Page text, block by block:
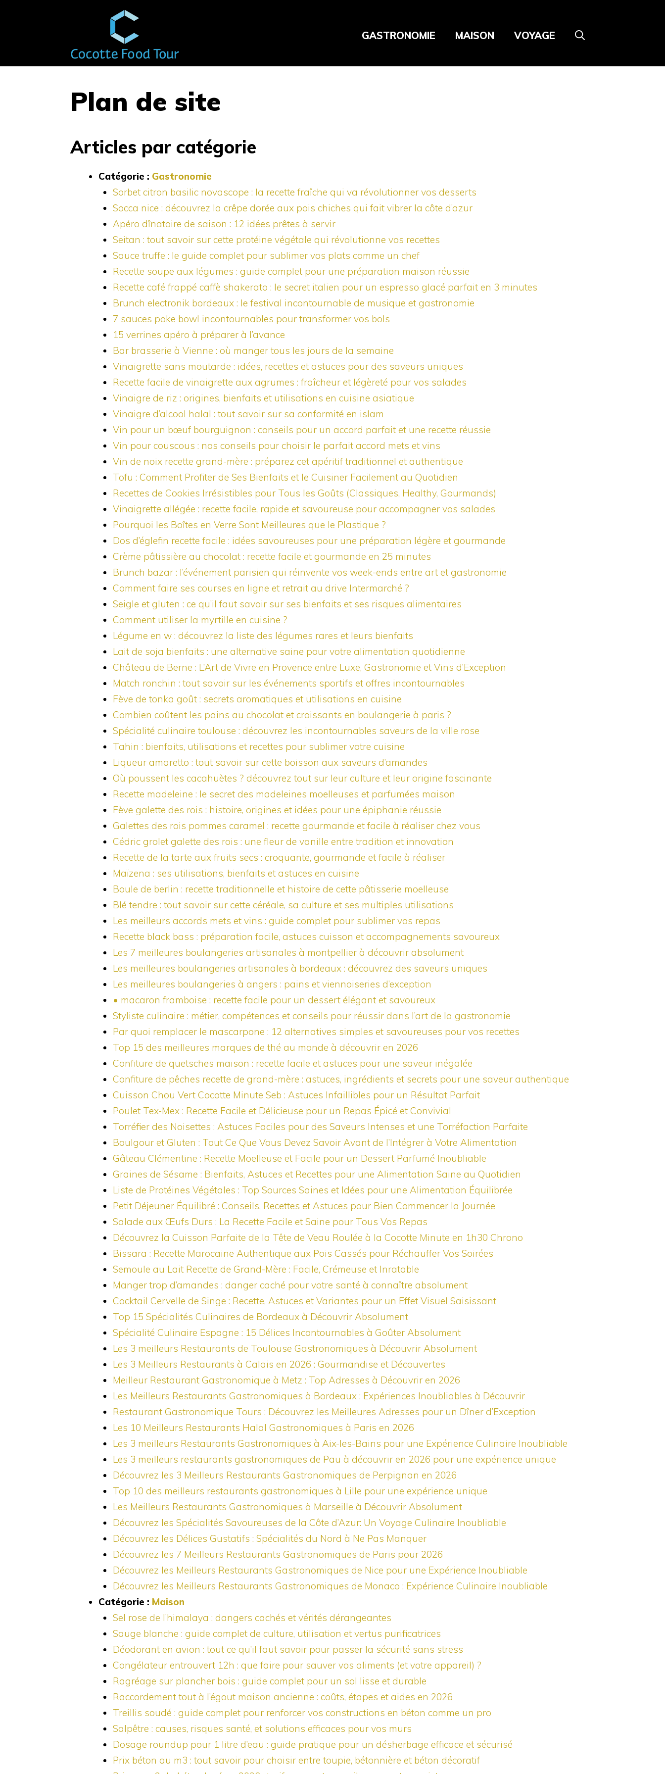
GASTRONOMIE MAISON VOYAGE
Plan de site
Articles par catégorie
Catégorie : Gastronomie
Sorbet citron basilic novascope : la recette fraîche qui va révolutionner vos desserts
Socca nice : découvrez la crêpe dorée aux pois chiches qui fait vibrer la côte d’azur
Apéro dînatoire de saison : 12 idées prêtes à servir
Seitan : tout savoir sur cette protéine végétale qui révolutionne vos recettes
Sauce truffe : le guide complet pour sublimer vos plats comme un chef
Recette soupe aux légumes : guide complet pour une préparation maison réussie
Recette café frappé caffè shakerato : le secret italien pour un espresso glacé parfait en 3 minutes
Brunch electronik bordeaux : le festival incontournable de musique et gastronomie
7 sauces poke bowl incontournables pour transformer vos bols
15 verrines apéro à préparer à l’avance
Bar brasserie à Vienne : où manger tous les jours de la semaine
Vinaigrette sans moutarde : idées, recettes et astuces pour des saveurs uniques
Recette facile de vinaigrette aux agrumes : fraîcheur et légèreté pour vos salades
Vinaigre de riz : origines, bienfaits et utilisations en cuisine asiatique
Vinaigre d’alcool halal : tout savoir sur sa conformité en islam
Vin pour un bœuf bourguignon : conseils pour un accord parfait et une recette réussie
Vin pour couscous : nos conseils pour choisir le parfait accord mets et vins
Vin de noix recette grand-mère : préparez cet apéritif traditionnel et authentique
Tofu : Comment Profiter de Ses Bienfaits et le Cuisiner Facilement au Quotidien
Recettes de Cookies Irrésistibles pour Tous les Goûts (Classiques, Healthy, Gourmands)
Vinaigrette allégée : recette facile, rapide et savoureuse pour accompagner vos salades
Pourquoi les Boîtes en Verre Sont Meilleures que le Plastique ?
Dos d’églefin recette facile : idées savoureuses pour une préparation légère et gourmande
Crème pâtissière au chocolat : recette facile et gourmande en 25 minutes
Brunch bazar : l’événement parisien qui réinvente vos week-ends entre art et gastronomie
Comment faire ses courses en ligne et retrait au drive Intermarché ?
Seigle et gluten : ce qu’il faut savoir sur ses bienfaits et ses risques alimentaires
Comment utiliser la myrtille en cuisine ?
Légume en w : découvrez la liste des légumes rares et leurs bienfaits
Lait de soja bienfaits : une alternative saine pour votre alimentation quotidienne
Château de Berne : L’Art de Vivre en Provence entre Luxe, Gastronomie et Vins d’Exception
Match ronchin : tout savoir sur les événements sportifs et offres incontournables
Fève de tonka goût : secrets aromatiques et utilisations en cuisine
Combien coûtent les pains au chocolat et croissants en boulangerie à paris ?
Spécialité culinaire toulouse : découvrez les incontournables saveurs de la ville rose
Tahin : bienfaits, utilisations et recettes pour sublimer votre cuisine
Liqueur amaretto : tout savoir sur cette boisson aux saveurs d’amandes
Où poussent les cacahuètes ? découvrez tout sur leur culture et leur origine fascinante
Recette madeleine : le secret des madeleines moelleuses et parfumées maison
Fève galette des rois : histoire, origines et idées pour une épiphanie réussie
Galettes des rois pommes caramel : recette gourmande et facile à réaliser chez vous
Cédric grolet galette des rois : une fleur de vanille entre tradition et innovation
Recette de la tarte aux fruits secs : croquante, gourmande et facile à réaliser
Maïzena : ses utilisations, bienfaits et astuces en cuisine
Boule de berlin : recette traditionnelle et histoire de cette pâtisserie moelleuse
Blé tendre : tout savoir sur cette céréale, sa culture et ses multiples utilisations
Les meilleurs accords mets et vins : guide complet pour sublimer vos repas
Recette black bass : préparation facile, astuces cuisson et accompagnements savoureux
Les 7 meilleures boulangeries artisanales à montpellier à découvrir absolument
Les meilleures boulangeries artisanales à bordeaux : découvrez des saveurs uniques
Les meilleures boulangeries à angers : pains et viennoiseries d’exception
• macaron framboise : recette facile pour un dessert élégant et savoureux
Styliste culinaire : métier, compétences et conseils pour réussir dans l’art de la gastronomie
Par quoi remplacer le mascarpone : 12 alternatives simples et savoureuses pour vos recettes
Top 15 des meilleures marques de thé au monde à découvrir en 2026
Confiture de quetsches maison : recette facile et astuces pour une saveur inégalée
Confiture de pêches recette de grand-mère : astuces, ingrédients et secrets pour une saveur authentique
Cuisson Chou Vert Cocotte Minute Seb : Astuces Infaillibles pour un Résultat Parfait
Poulet Tex-Mex : Recette Facile et Délicieuse pour un Repas Épicé et Convivial
Torréfier des Noisettes : Astuces Faciles pour des Saveurs Intenses et une Torréfaction Parfaite
Boulgour et Gluten : Tout Ce Que Vous Devez Savoir Avant de l’Intégrer à Votre Alimentation
Gâteau Clémentine : Recette Moelleuse et Facile pour un Dessert Parfumé Inoubliable
Graines de Sésame : Bienfaits, Astuces et Recettes pour une Alimentation Saine au Quotidien
Liste de Protéines Végétales : Top Sources Saines et Idées pour une Alimentation Équilibrée
Petit Déjeuner Équilibré : Conseils, Recettes et Astuces pour Bien Commencer la Journée
Salade aux Œufs Durs : La Recette Facile et Saine pour Tous Vos Repas
Découvrez la Cuisson Parfaite de la Tête de Veau Roulée à la Cocotte Minute en 1h30 Chrono
Bissara : Recette Marocaine Authentique aux Pois Cassés pour Réchauffer Vos Soirées
Semoule au Lait Recette de Grand-Mère : Facile, Crémeuse et Inratable
Manger trop d’amandes : danger caché pour votre santé à connaître absolument
Cocktail Cervelle de Singe : Recette, Astuces et Variantes pour un Effet Visuel Saisissant
Top 15 Spécialités Culinaires de Bordeaux à Découvrir Absolument
Spécialité Culinaire Espagne : 15 Délices Incontournables à Goûter Absolument
Les 3 meilleurs Restaurants de Toulouse Gastronomiques à Découvrir Absolument
Les 3 Meilleurs Restaurants à Calais en 2026 : Gourmandise et Découvertes
Meilleur Restaurant Gastronomique à Metz : Top Adresses à Découvrir en 2026
Les Meilleurs Restaurants Gastronomiques à Bordeaux : Expériences Inoubliables à Découvrir
Restaurant Gastronomique Tours : Découvrez les Meilleures Adresses pour un Dîner d’Exception
Les 10 Meilleurs Restaurants Halal Gastronomiques à Paris en 2026
Les 3 meilleurs Restaurants Gastronomiques à Aix-les-Bains pour une Expérience Culinaire Inoubliable
Les 3 meilleurs restaurants gastronomiques de Pau à découvrir en 2026 pour une expérience unique
Découvrez les 3 Meilleurs Restaurants Gastronomiques de Perpignan en 2026
Top 10 des meilleurs restaurants gastronomiques à Lille pour une expérience unique
Les Meilleurs Restaurants Gastronomiques à Marseille à Découvrir Absolument
Découvrez les Spécialités Savoureuses de la Côte d’Azur: Un Voyage Culinaire Inoubliable
Découvrez les Délices Gustatifs : Spécialités du Nord à Ne Pas Manquer
Découvrez les 7 Meilleurs Restaurants Gastronomiques de Paris pour 2026
Découvrez les Meilleurs Restaurants Gastronomiques de Nice pour une Expérience Inoubliable
Découvrez les Meilleurs Restaurants Gastronomiques de Monaco : Expérience Culinaire Inoubliable
Catégorie : Maison
Sel rose de l’himalaya : dangers cachés et vérités dérangeantes
Sauge blanche : guide complet de culture, utilisation et vertus purificatrices
Déodorant en avion : tout ce qu’il faut savoir pour passer la sécurité sans stress
Congélateur entrouvert 12h : que faire pour sauver vos aliments (et votre appareil) ?
Ragréage sur plancher bois : guide complet pour un sol lisse et durable
Raccordement tout à l’égout maison ancienne : coûts, étapes et aides en 2026
Treillis soudé : guide complet pour renforcer vos constructions en béton comme un pro
Salpêtre : causes, risques santé, et solutions efficaces pour vos murs
Dosage roundup pour 1 litre d’eau : guide pratique pour un désherbage efficace et sécurisé
Prix béton au m3 : tout savoir pour choisir entre toupie, bétonnière et béton décoratif